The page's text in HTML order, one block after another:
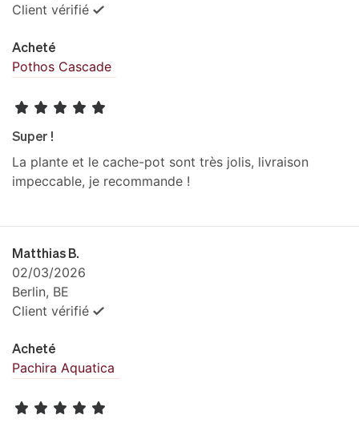
Client vérifié
Acheté
Pothos Cascade
Super !
La plante et le cache-pot sont très jolis, livraison
impeccable, je recommande !
Matthias B.
02/03/2026
Berlin, BE
Client vérifié
Acheté
Pachira Aquatica